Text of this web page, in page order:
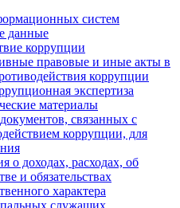
систем
данные
коррупции
правовые и иные акты в
коррупции
экспертиза
материалы
связанных с
коррупции, для
о доходах, расходах, об
и обязательствах
характера
служащих